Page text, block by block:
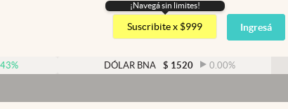
Argentina
España
USA
¡Navegá sin limites!
Suscribite x $999 Ingresá
DÓLAR BNA $ 1520 0.00%